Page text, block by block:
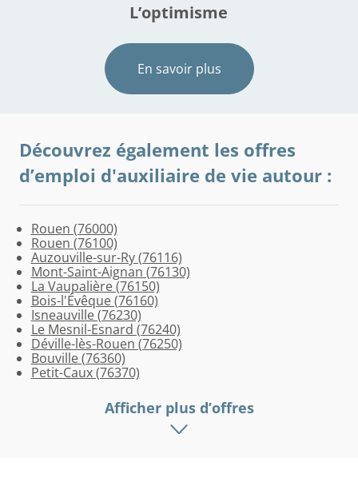
L’optimisme
En savoir plus
Découvrez également les offres
d’emploi d'auxiliaire de vie autour :
Rouen (76000)
Rouen (76100)
Auzouville-sur-Ry (76116)
Mont-Saint-Aignan (76130)
La Vaupalière (76150)
Bois-l'Évêque (76160)
Isneauville (76230)
Le Mesnil-Esnard (76240)
Déville-lès-Rouen (76250)
Bouville (76360)
Petit-Caux (76370)
Franqueville-
Saint-
Pierre
(76520)
Clères
(76690)
Anceaumeville
(76710)
Buchy
(76750)
Houppeville
(76770)
Croisy-
sur-
Andelle
(76780)
Notre-
Dame-
de-
Bondeville
(76960)
Afficher plus d’offres